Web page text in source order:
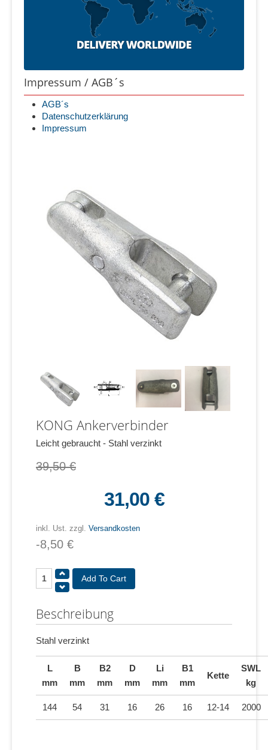
Impressum / AGB´s
AGB´s
Datenschutzerklärung
Impressum
KONG Ankerverbinder
Leicht gebraucht - Stahl verzinkt
39,50 €
31,00 €
inkl. Ust. zzgl. Versandkosten
-8,50 €
Beschreibung
Stahl verzinkt
L
mm
B
mm
B2
mm
D
mm
Li
mm
B1
mm
Kette
SWL
kg
144 54 31 16 26 16 12-14 2000